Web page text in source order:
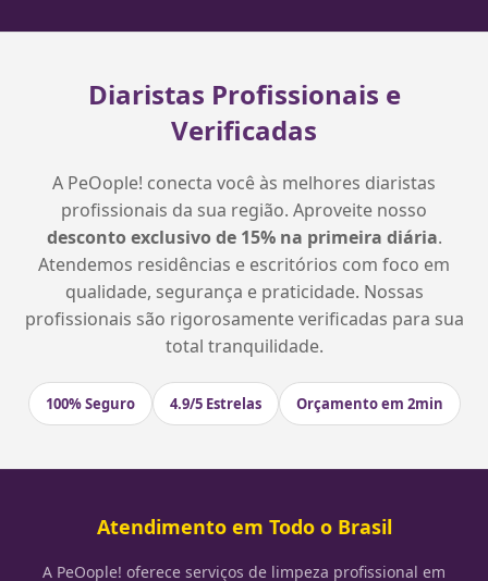
Diaristas Profissionais e
Verificadas
A PeOople! conecta você às melhores diaristas
profissionais da sua região. Aproveite nosso
desconto exclusivo de 15% na primeira diária.
Atendemos residências e escritórios com foco em
qualidade, segurança e praticidade. Nossas
profissionais são rigorosamente verificadas para sua
total tranquilidade.
100% Seguro 4.9/5 Estrelas Orçamento em 2min
Atendimento em Todo o Brasil
A PeOople! oferece serviços de limpeza profissional em